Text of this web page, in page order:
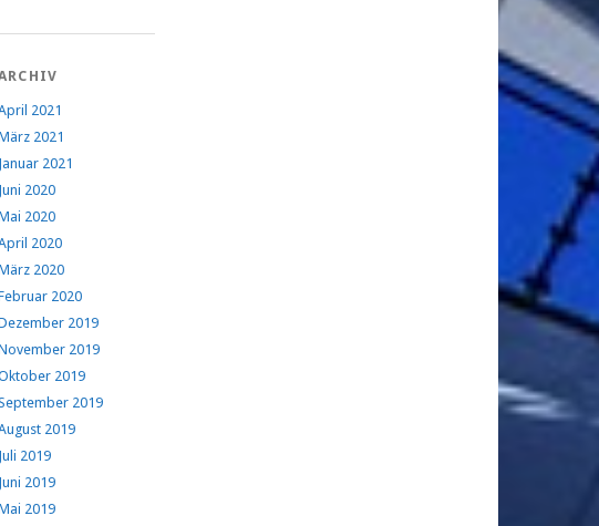
2021
2021
Januar 2021
Juni 2020
2020
2020
2020
2020
2019
2019
2019
2019
2019
Juli 2019
Juni 2019
2019